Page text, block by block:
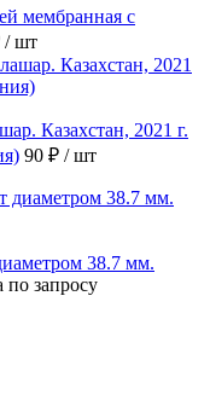
мембранная с
/ шт
Казахстан, 2021 г.
90 ₽ / шт
38.7 мм.
по запросу